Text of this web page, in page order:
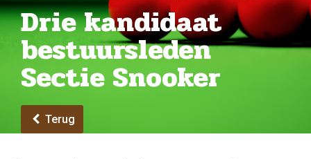
Drie kandidaat
bestuursleden
Sectie Snooker
Terug